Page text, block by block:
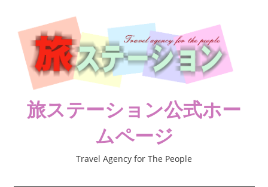
旅ステーション公式ホー
ムページ
Travel Agency for The People